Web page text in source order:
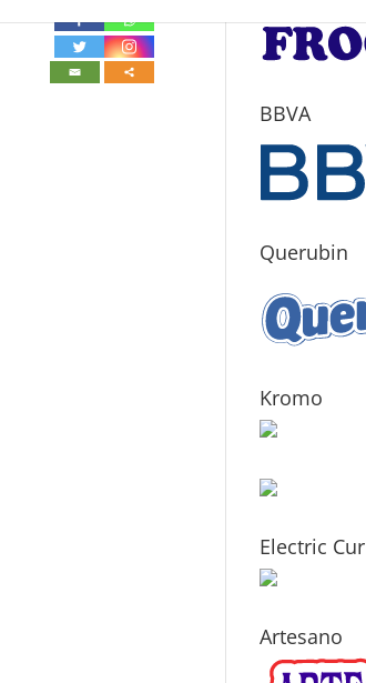
BBVA
Querubin
Kromo
Electric Cur
Artesano